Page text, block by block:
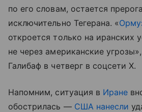
по его словам, остается
исключительно Тегерана. «
откроется только на иранских
не через американские
Галибаф в четверг в соцсети X.
Напомним, ситуация в Иране
обострилась — США нанесли